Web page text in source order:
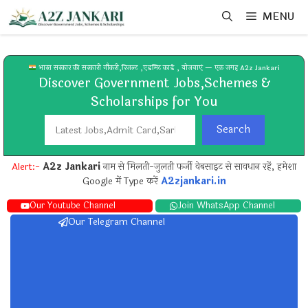
Skip
content
MENU
भारत सरकार की सरकारी नौकरी,रिजल्ट ,एडमिट कार्ड , योजनाएं — एक जगह A2z Jankari
Discover Government Jobs,Schemes &
Scholarships for You
Search
Alert:- A2z Jankariनाम से मिलती-जुलती फर्जी वेबसाइट से सावधान रहें, हमेशा
Google में Type करेंA2zjankari.in
Our Youtube Channel Join WhatsApp Channel
Our Telegram Channel